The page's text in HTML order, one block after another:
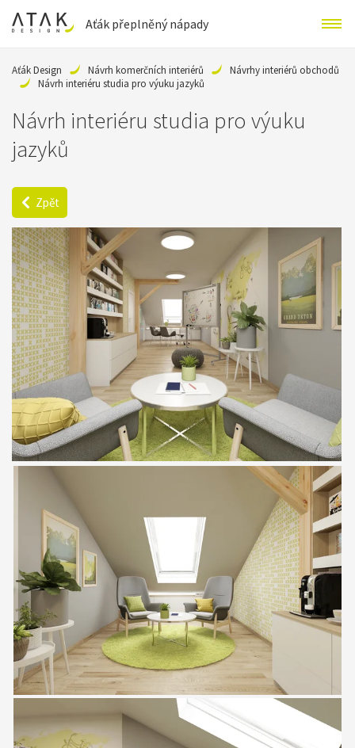
Aťák přeplněný nápady
Aťák Design Návrh komerčních interiérů
Návrhy interiérů obchodů
Návrh interiéru studia pro výuku jazyků
Návrh interiéru studia pro výuku
jazyků
Zpět